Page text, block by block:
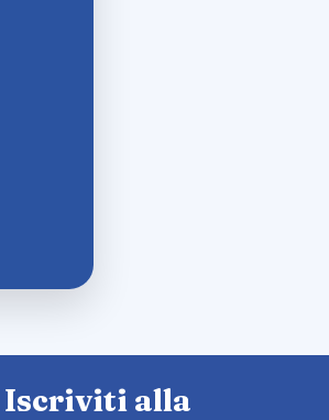
Iscriviti alla